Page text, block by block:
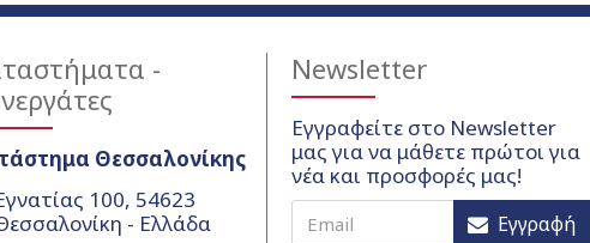
-
Θεσσαλονίκης
100, 54623
- Ελλάδα
Newsletter
Εγγραφείτε στο Newsletter
μας για να μάθετε πρώτοι για
νέα και προσφορές μας!
Εγγραφή